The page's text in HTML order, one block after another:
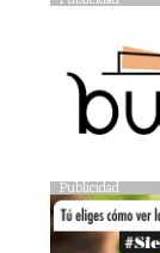
Publicidad